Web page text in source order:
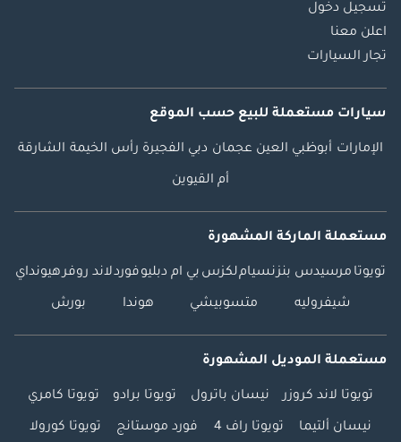
تسجيل دخول
اعلن معنا
تجار السيارات
سيارات مستعملة للبيع حسب الموقع
الإمارات أبوظبي العين عجمان دبي الفجيرة رأس الخيمة الشارقة
أم القيوين
مستعملة الماركة المشهورة
تويوتا مرسيدس بنزنسياملكزس بي ام دبليوفوردلاند روفرهيونداي
شيفروليه متسوبيشي هوندا بورش
مستعملة الموديل المشهورة
تويوتا لاند كروزر نيسان باترول تويوتا برادو تويوتا كامري
نيسان ألتيما تويوتا راف 4 فورد موستانج تويوتا كورولا